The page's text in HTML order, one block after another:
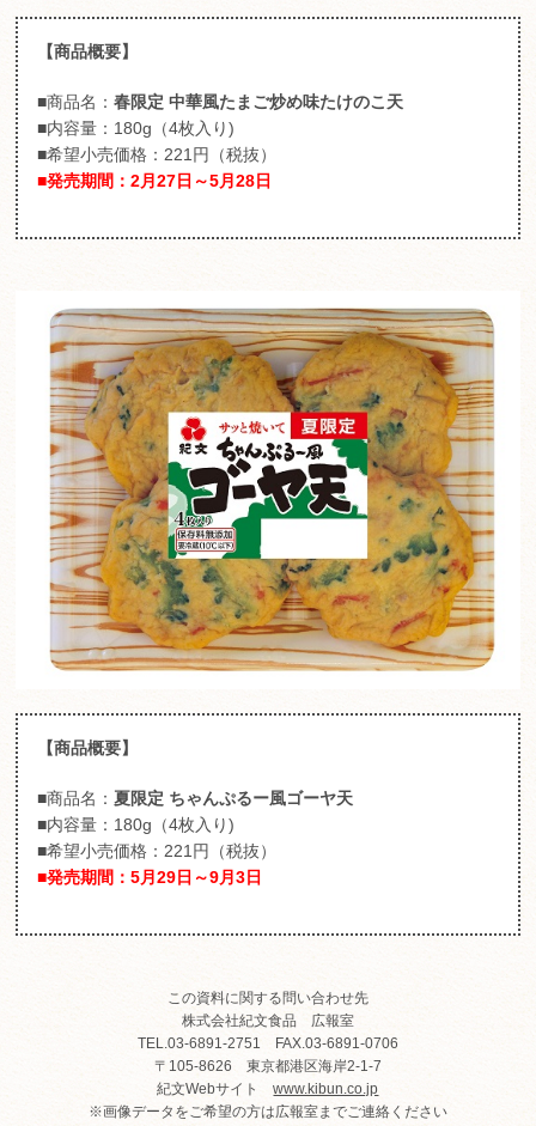
【商品概要】
■商品名：春限定 中華風たまご炒め味たけのこ天
■内容量：180g（4枚入り)
■希望小売価格：221円（税抜）
■発売期間：2月27日～5月28日
【商品概要】
■商品名：夏限定 ちゃんぷるー風ゴーヤ天
■内容量：180g（4枚入り)
■希望小売価格：221円（税抜）
■発売期間：5月29日～9月3日
この資料に関する問い合わせ先
株式会社紀文食品 広報室
TEL.03-6891-2751 FAX.03-6891-0706
〒105-8626 東京都港区海岸2-1-7
紀文Webサイトwww.kibun.co.jp
※画像データをご希望の方は広報室までご連絡ください